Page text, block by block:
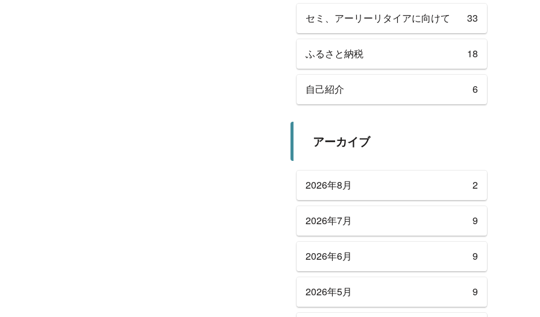
セミ、アーリーリタイアに向けて 33
ふるさと納税 18
自己紹介 6
アーカイブ
2026年8月 2
2026年7月 9
2026年6月 9
2026年5月 9